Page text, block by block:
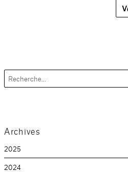
Recherche
pour :
Archives
2025
2024